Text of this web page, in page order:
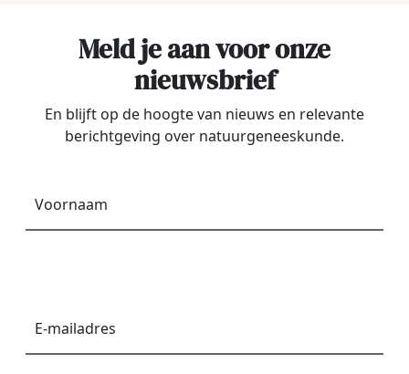
Meld je aan voor onze
nieuwsbrief
En blijft op de hoogte van nieuws en relevante
berichtgeving over natuurgeneeskunde.